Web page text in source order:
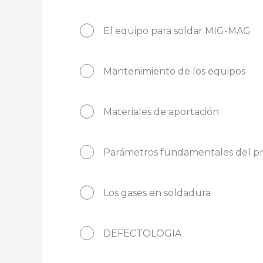
El equipo para soldar MIG-MAG
Mantenimiento de los equipos
Materiales de aportación
Parámetros fundamentales del
Los gases en soldadura
DEFECTOLOGIA